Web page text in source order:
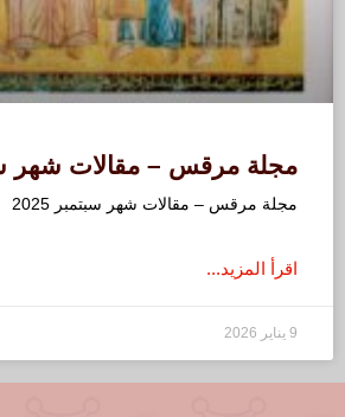
مجلة مرقس – مقالات شهر
مجلة مرقس – مقالات شهر سبتمبر 2025
اقرأ المزيد...
9 يناير 2026